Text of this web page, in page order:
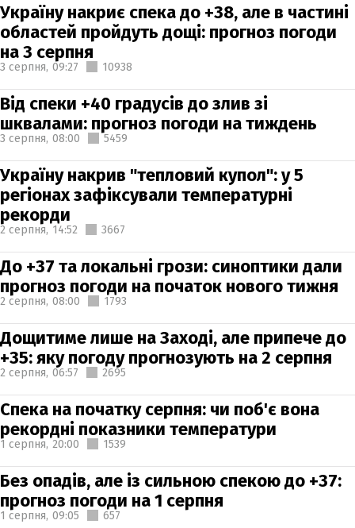
Україну накриє спека до +38, але в частині
областей пройдуть дощі: прогноз погоди
на 3 серпня
3 серпня, 09:27 10938
Від спеки +40 градусів до злив зі
шквалами: прогноз погоди на тиждень
3 серпня, 08:00 5459
Україну накрив "тепловий купол": у 5
регіонах зафіксували температурні
рекорди
2 серпня, 14:52 3667
До +37 та локальні грози: синоптики дали
прогноз погоди на початок нового тижня
2 серпня, 08:00 1793
Дощитиме лише на Заході, але припече до
+35: яку погоду прогнозують на 2 серпня
2 серпня, 06:57 2695
Спека на початку серпня: чи поб'є вона
рекордні показники температури
1 серпня, 20:00 1539
Без опадів, але із сильною спекою до +37:
прогноз погоди на 1 серпня
1 серпня, 09:05 657